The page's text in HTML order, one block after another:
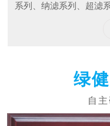
系列、纳滤系列、超滤